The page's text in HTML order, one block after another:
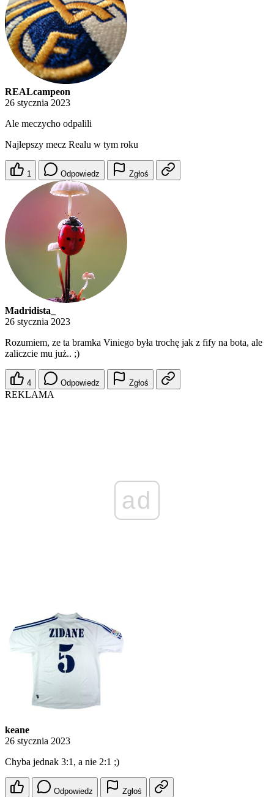
REALcampeon
26 stycznia 2023
Ale meczycho odpalili
Najlepszy mecz Realu w tym roku
1 Odpowiedz Zgłoś
Madridista_
26 stycznia 2023
Rozumiem, ze ta bramka Viniego była trochę jak z fify na bota, ale
zaliczcie mu już.. ;)
4 Odpowiedz Zgłoś
REKLAMA
ad
keane
26 stycznia 2023
Chyba jednak 3:1, a nie 2:1 ;)
Odpowiedz Zgłoś